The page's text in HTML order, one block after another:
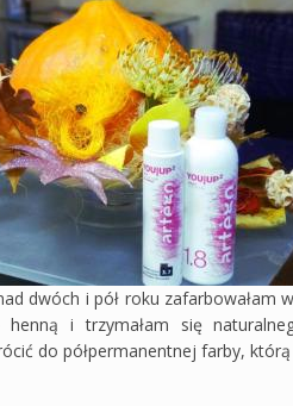
dwóch i pół roku zafarbowałam
i trzymałam się
do półpermanentnej farby,